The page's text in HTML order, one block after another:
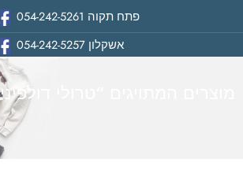
פתח תקוה 054-242-5261
אשקלון054-242-5257
מוצרים המתויגים “טרולי